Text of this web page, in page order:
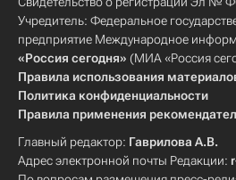
Учредитель: Федеральное
предприятие Международное
«Россия сегодня» (МИА «Россия
Правила использования
Политика конфиденциальности
Правила применения
Главный редактор: Гаврилова А.В.
Адрес электронной почты Редакции: